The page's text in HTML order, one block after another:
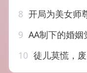
8 开局为美女师尊解毒，觉醒
9 AA制下的婚
10 徒儿莫慌，废柴师尊